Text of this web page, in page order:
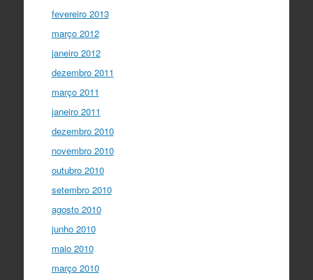
fevereiro 2013
março 2012
janeiro 2012
dezembro 2011
março 2011
janeiro 2011
dezembro 2010
novembro 2010
outubro 2010
setembro 2010
agosto 2010
junho 2010
maio 2010
março 2010